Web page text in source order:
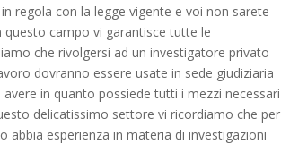
regola con la legge vigente e voi non sarete
campo vi garantisce tutte le
che rivolgersi ad un investigatore privato
dovranno essere usate in sede giudiziaria
in quanto possiede tutti i mezzi necessari
delicatissimo settore vi ricordiamo che per
esperienza in materia di investigazioni